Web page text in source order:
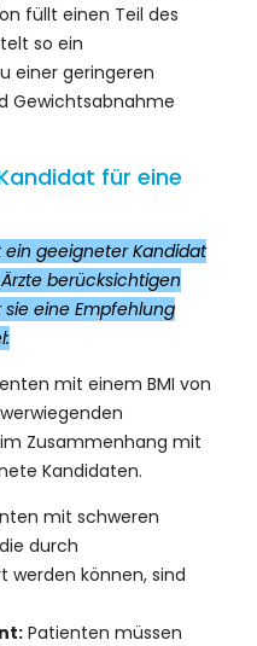
füllt einen Teil des
so ein
einer geringeren
Gewichtsabnahme
für eine
geeigneter Kandidat
berücksichtigen
eine Empfehlung
mit einem BMI von
Zusammenhang mit
Kandidaten.
mit schweren
durch
werden können, sind
Patienten müssen